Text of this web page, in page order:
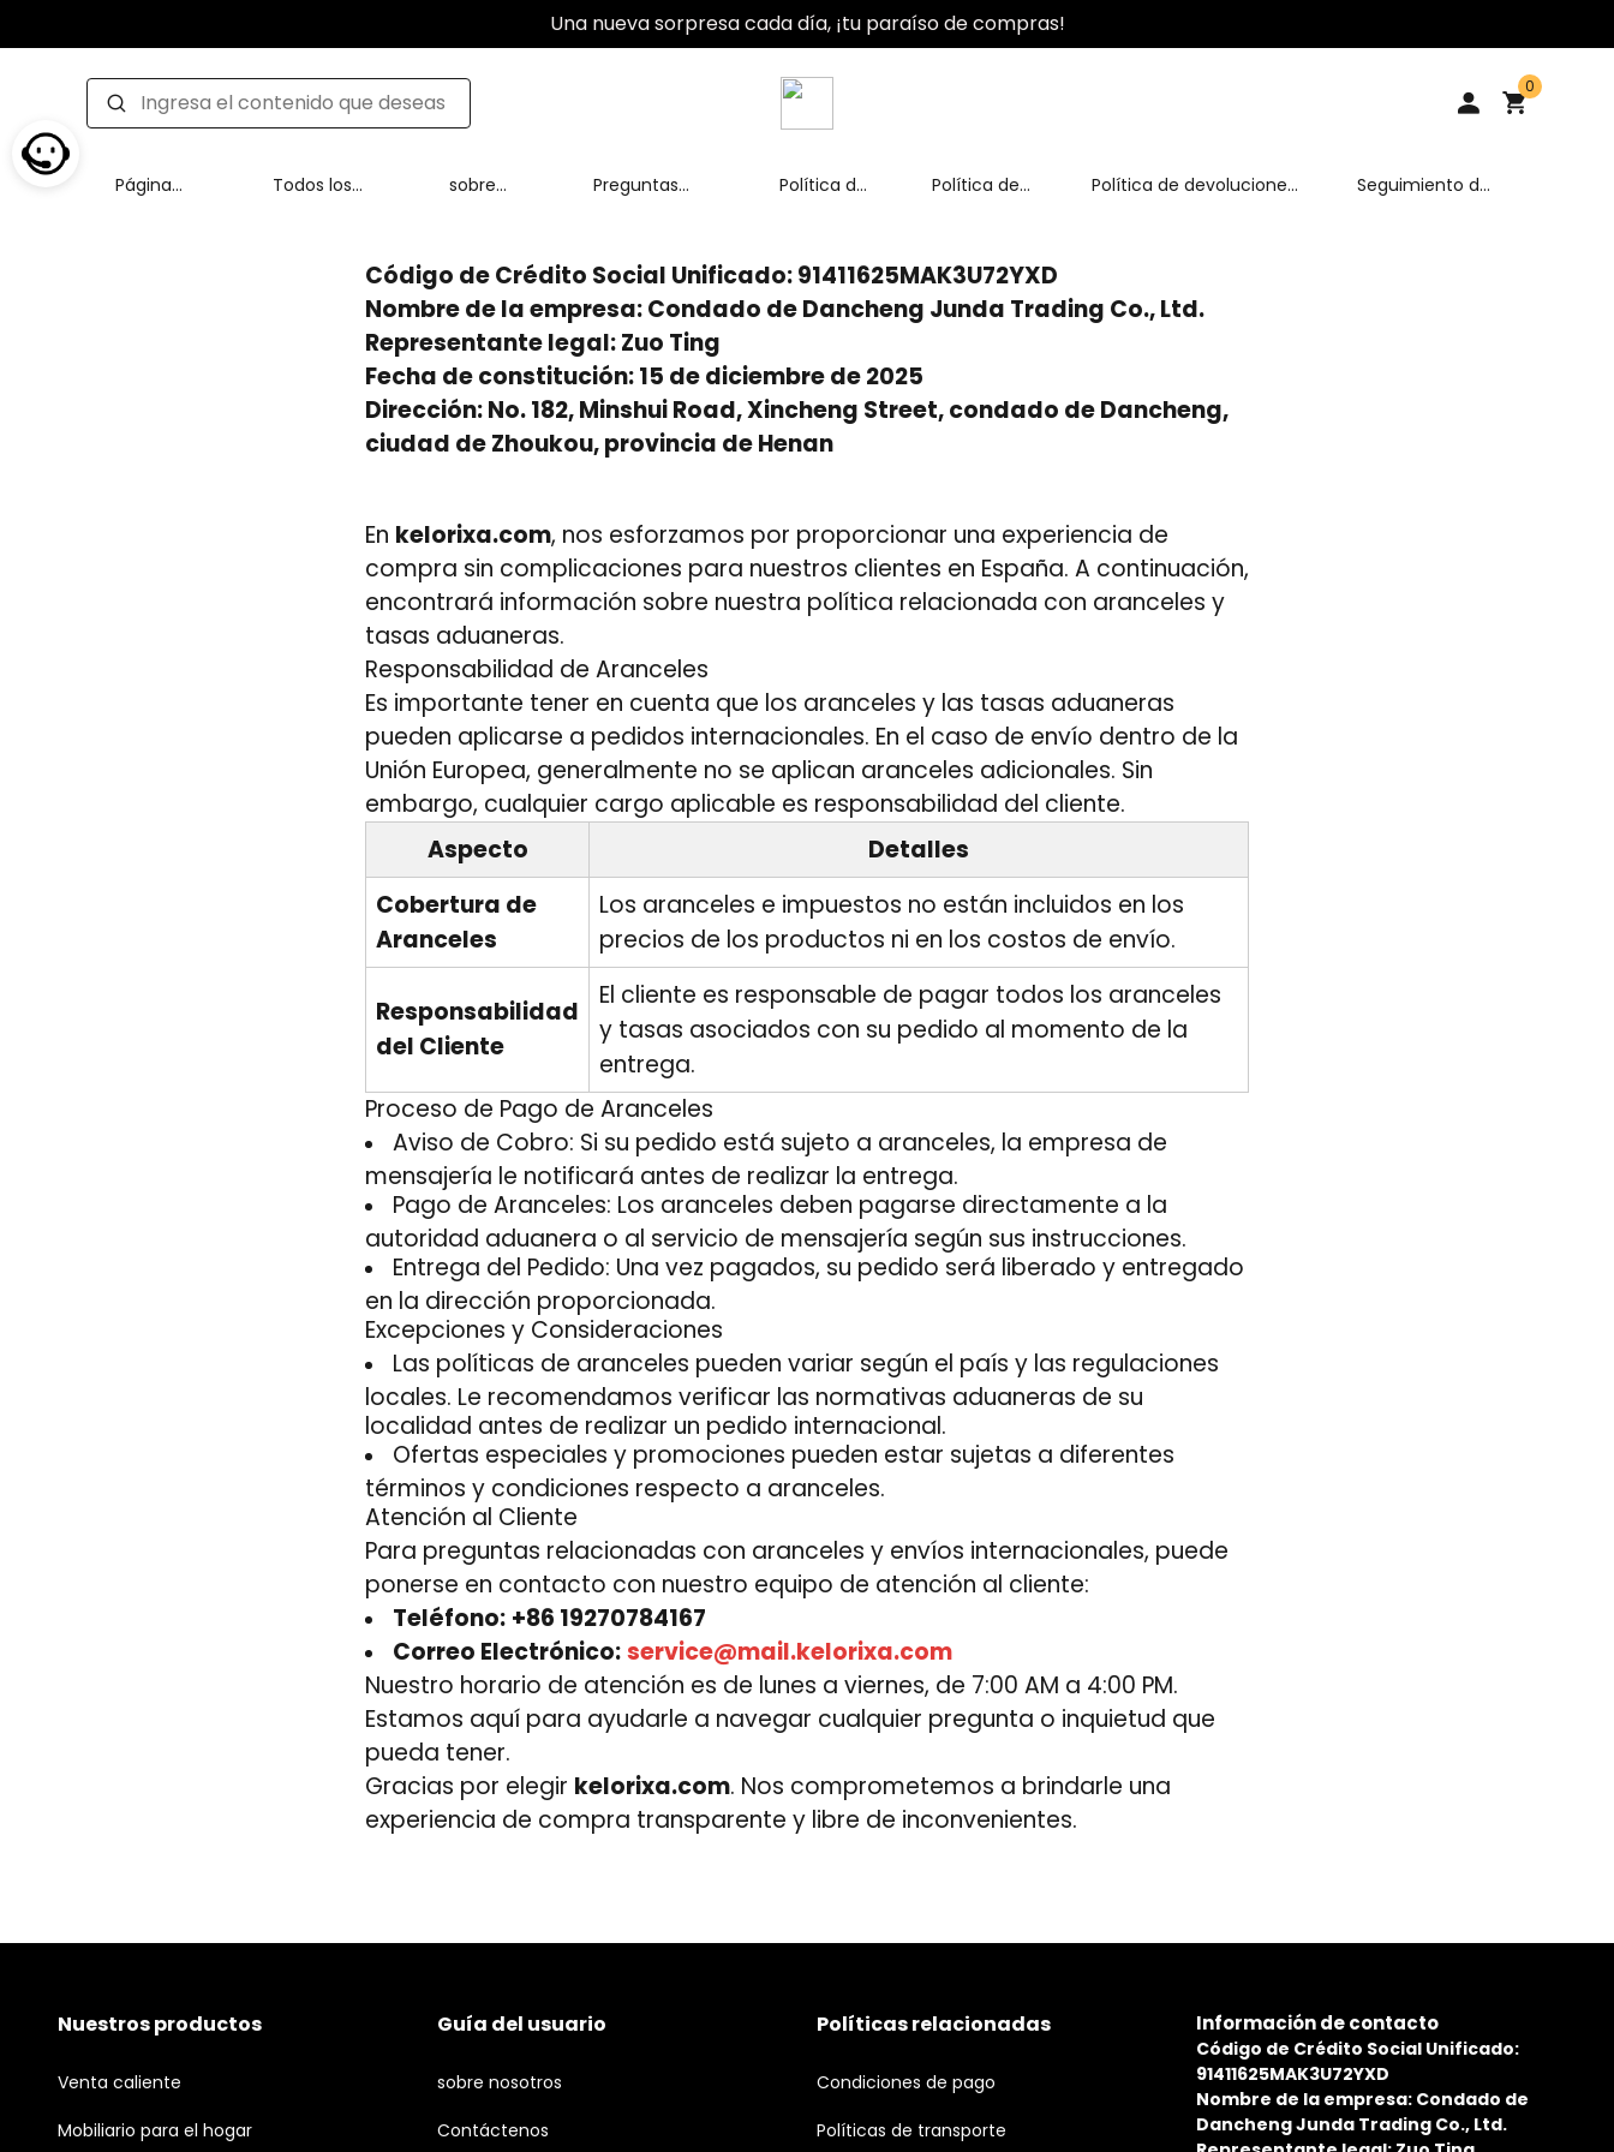
Una nueva sorpresa cada día, ¡tu paraíso de compras!
0
Página
Todos los
sobre
Preguntas
Política de
Política de
Política de devoluciones
Seguimiento de
Código de Crédito Social Unificado: 91411625MAK3U72YXD
Nombre de la empresa: Condado de Dancheng Junda Trading Co., Ltd.
Representante legal: Zuo Ting
Fecha de constitución: 15 de diciembre de 2025
Dirección: No. 182, Minshui Road, Xincheng Street, condado de Dancheng,
ciudad de Zhoukou, provincia de Henan
En kelorixa.com, nos esforzamos por proporcionar una experiencia de
compra sin complicaciones para nuestros clientes en España. A continuación,
encontrará información sobre nuestra política relacionada con aranceles y
tasas aduaneras.
Responsabilidad de Aranceles
Es importante tener en cuenta que los aranceles y las tasas aduaneras
pueden aplicarse a pedidos internacionales. En el caso de envío dentro de la
Unión Europea, generalmente no se aplican aranceles adicionales. Sin
embargo, cualquier cargo aplicable es responsabilidad del cliente.
Aspecto
Detalles
Cobertura de
Aranceles
Los aranceles e impuestos no están incluidos en los
precios de los productos ni en los costos de envío.
Responsabilidad
del Cliente
El cliente es responsable de pagar todos los aranceles
y tasas asociados con su pedido al momento de la
entrega.
Proceso de Pago de Aranceles
Aviso de Cobro: Si su pedido está sujeto a aranceles, la empresa de
mensajería le notificará antes de realizar la entrega.
Pago de Aranceles: Los aranceles deben pagarse directamente a la
autoridad aduanera o al servicio de mensajería según sus instrucciones.
Entrega del Pedido: Una vez pagados, su pedido será liberado y entregado
en la dirección proporcionada.
Excepciones y Consideraciones
Las políticas de aranceles pueden variar según el país y las regulaciones
locales. Le recomendamos verificar las normativas aduaneras de su
localidad antes de realizar un pedido internacional.
Ofertas especiales y promociones pueden estar sujetas a diferentes
términos y condiciones respecto a aranceles.
Atención al Cliente
Para preguntas relacionadas con aranceles y envíos internacionales, puede
ponerse en contacto con nuestro equipo de atención al cliente:
Teléfono: +86 19270784167
Correo Electrónico:service@mail.kelorixa.com
Nuestro horario de atención es de lunes a viernes, de 7:00 AM a 4:00 PM.
Estamos aquí para ayudarle a navegar cualquier pregunta o inquietud que
pueda tener.
Gracias por elegir kelorixa.com. Nos comprometemos a brindarle una
experiencia de compra transparente y libre de inconvenientes.
Nuestros productos
Venta caliente
Mobiliario para el hogar
Guía del usuario
sobre nosotros
Contáctenos
Políticas relacionadas
Condiciones de pago
Políticas de transporte
Información de contacto
Código de Crédito Social Unificado:
91411625MAK3U72YXD
Nombre de la empresa: Condado de
Dancheng Junda Trading Co., Ltd.